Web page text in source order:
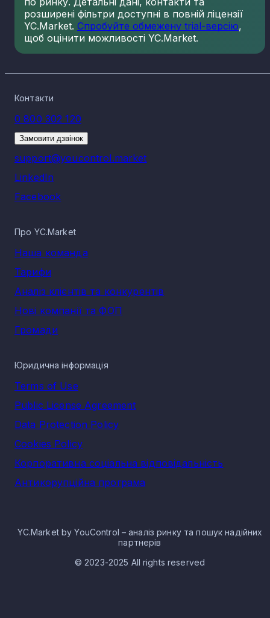
розширені фільтри доступні в повній ліцензії
YC.Market. Спробуйте обмежену trial-версію,
щоб оцінити можливості YC.Market.
Контакти
0 800 302 120
Замовити дзвінок
support@youcontrol.market
LinkedIn
Facebook
Про YC.Market
Наша команда
Тарифи
Аналіз клієнтів та конкурентів
Нові компанії та ФОП
Громади
Юридична інформація
Terms of Use
Public License Agreement
Data Protection Policy
Cookies Policy
Корпоративна соціальна відповідальність
Антикорупційна програма
YC.Market by YouControl – аналіз ринку та пошук надійних
партнерів
© 2023-2025 All rights reserved